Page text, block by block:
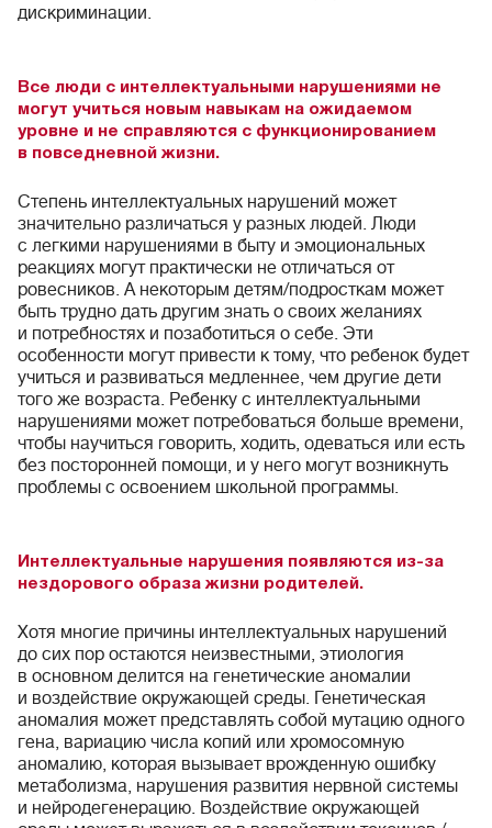
дискриминации.
Все люди с интеллектуальными нарушениями не
могут учиться новым навыкам на ожидаемом
уровне и не справляются с функционированием
в повседневной жизни.
Степень интеллектуальных нарушений может
значительно различаться у разных людей. Люди
с легкими нарушениями в быту и эмоциональных
реакциях могут практически не отличаться от
ровесников. А некоторым детям/подросткам может
быть трудно дать другим знать о своих желаниях
и потребностях и позаботиться о себе. Эти
особенности могут привести к тому, что ребенок будет
учиться и развиваться медленнее, чем другие дети
того же возраста. Ребенку с интеллектуальными
нарушениями может потребоваться больше времени,
чтобы научиться говорить, ходить, одеваться или есть
без посторонней помощи, и у него могут возникнуть
проблемы с освоением школьной программы.
Интеллектуальные нарушения появляются из-за
нездорового образа жизни родителей.
Хотя многие причины интеллектуальных нарушений
до сих пор остаются неизвестными, этиология
в основном делится на генетические аномалии
и воздействие окружающей среды. Генетическая
аномалия может представлять собой мутацию одного
гена, вариацию числа копий или хромосомную
аномалию, которая вызывает врожденную ошибку
метаболизма, нарушения развития нервной системы
и нейродегенерацию. Воздействие окружающей